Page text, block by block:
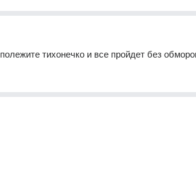
тихонечко и все пройдет без